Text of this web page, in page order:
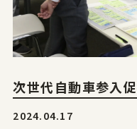
次世代自動車参入
2024.04.17